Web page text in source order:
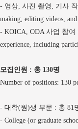
- 영상, 사진 촬영 , 기사
making, editing videos,
- KOICA, ODA 사업 참여
experience, including
모집인원 : 총 130명
Number of positions: 130
- 대학(원)생 부문 : 총 81
- College (or graduate